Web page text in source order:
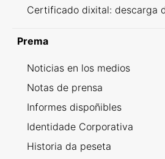
Certificado dixital: descarga
Prema
Noticias en los medios
Notas de prensa
Informes dispoñibles
Identidade Corporativa
Historia da peseta